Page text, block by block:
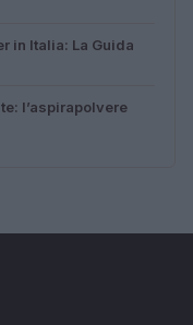
in Italia: La Guida
l’aspirapolvere